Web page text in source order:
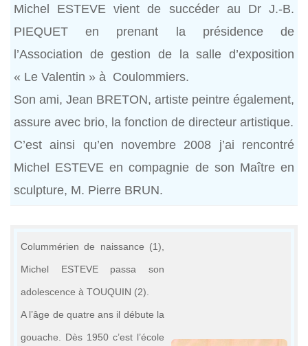
Michel ESTEVE vient de succéder au Dr J.-B.
PIEQUET en prenant la présidence de
l’Association de gestion de la salle d’exposition
« Le Valentin » à Coulommiers.
Son ami, Jean BRETON, artiste peintre également,
assure avec brio, la fonction de directeur artistique.
C’est ainsi qu’en novembre 2008 j’ai rencontré
Michel ESTEVE en compagnie de son Maître en
sculpture, M. Pierre BRUN.
Colummérien de naissance (1),
Michel ESTEVE passa son
adolescence à TOUQUIN (2).
A l’âge de quatre ans il débute la
gouache. Dès 1950 c’est l’école